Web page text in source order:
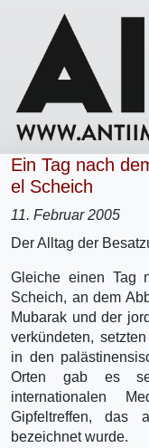
Ein Tag nach
el Scheich
11. Februar 2005
Der Alltag der
Gleiche einen Tag
Scheich, an dem
Mubarak und der
verkündeten,
in den
Orten gab es
internationalen
Gipfeltreffen, das
bezeichnet wurde.